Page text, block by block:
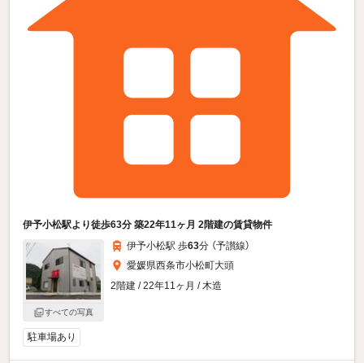
伊予小松駅より徒歩63分 築22年11ヶ月 2階建の賃貸物件
すべての写真
伊予小松駅 歩63分 （予讃線）
愛媛県西条市小松町大頭
2階建 / 22年11ヶ月 / 木造
駐車場あり